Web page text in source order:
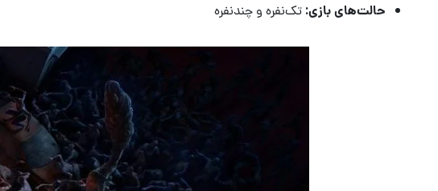
حالت‌های بازی: تک‌نفره و چندنفره